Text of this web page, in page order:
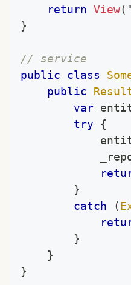
return View(
}
// service
public
class
public
var
try
{
}
catch
(
}
}
}